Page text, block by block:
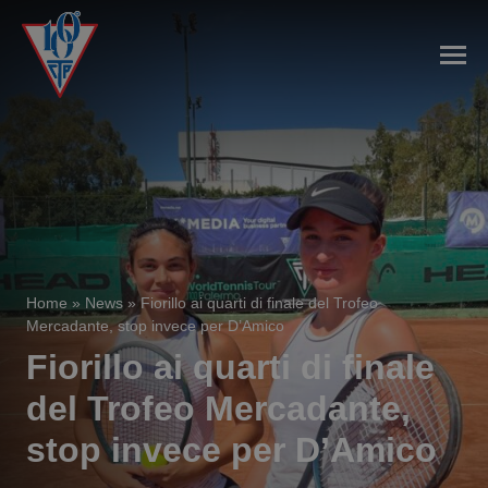
Home » News »Fiorillo ai quarti di finale del Trofeo
Mercadante, stop invece per D’Amico
Fiorillo ai quarti di finale
del Trofeo Mercadante,
stop invece per D’Amico